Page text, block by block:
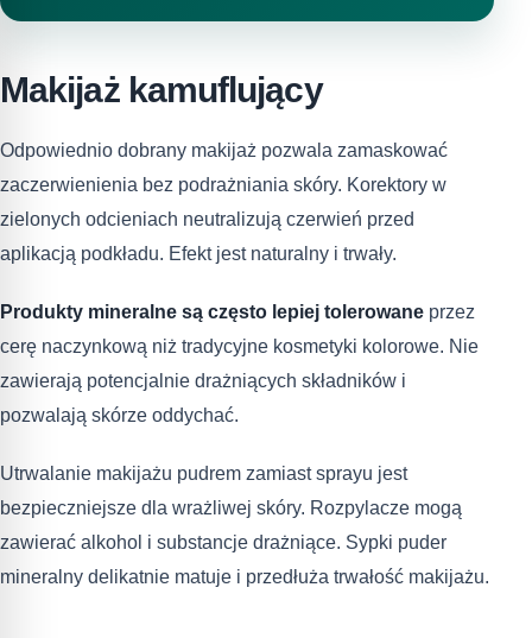
Makijaż kamuflujący
Odpowiednio dobrany makijaż pozwala zamaskować
zaczerwienienia bez podrażniania skóry. Korektory w
zielonych odcieniach neutralizują czerwień przed
aplikacją podkładu. Efekt jest naturalny i trwały.
Produkty mineralne są często lepiej tolerowane przez
cerę naczynkową niż tradycyjne kosmetyki kolorowe. Nie
zawierają potencjalnie drażniących składników i
pozwalają skórze oddychać.
Utrwalanie makijażu pudrem zamiast sprayu jest
bezpieczniejsze dla wrażliwej skóry. Rozpylacze mogą
zawierać alkohol i substancje drażniące. Sypki puder
mineralny delikatnie matuje i przedłuża trwałość makijażu.